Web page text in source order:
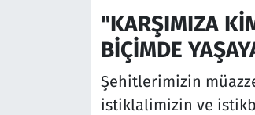
"KARŞIMIZA
BİÇİMDE
Şehitlerimizin
istiklalimizin ve